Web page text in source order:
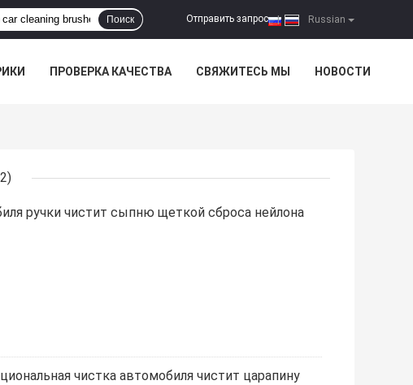
Russian
Отправить запрос |
Поиск
ПРОВЕРКА КАЧЕСТВА СВЯЖИТЕСЬ МЫ НОВОСТИ
ручки чистит сыпню щеткой сброса нейлона
чистка автомобиля чистит царапину